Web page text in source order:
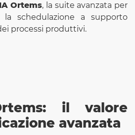
Ortems, la suite avanzata per
la schedulazione a supporto
processi produttivi.
il valore
avanzata